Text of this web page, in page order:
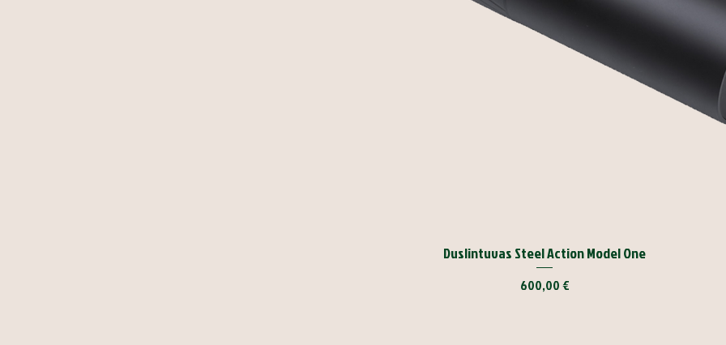
Duslintuvas Steel Action Model One
Kaina
600,00 €